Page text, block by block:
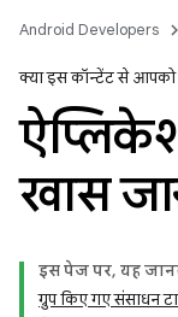
Android Developers
क्या इस कॉन्टेंट से आपको
खास
इस पेज पर, यह
ग्रुप किए गए संसाधन